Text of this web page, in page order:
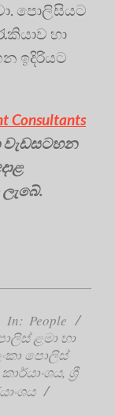
පොලිසියට
හා
ඉදිරියට
Consultants
In: People
ළමා හා
පොලිස්
, ශ්‍රී